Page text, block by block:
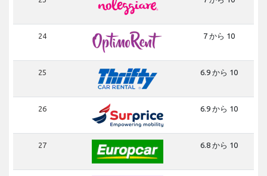
24 7 から 10
25 6.9 から 10
26 6.9 から 10
27 6.8 から 10